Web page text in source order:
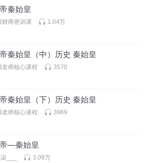
秦始皇
财商密训课 1.04万
秦始皇（中）历史 秦始皇
老师核心课程 3570
秦始皇（下）历史 秦始皇
老师核心课程 3969
—秦始皇
___ 3.09万